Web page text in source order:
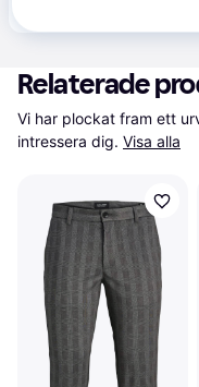
Relaterade
Vi har plockat fram ett
intressera dig. Visa alla